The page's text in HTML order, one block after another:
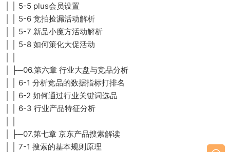
│ │ 5-5 plus会员设置
│ │ 5-6 竞拍捡漏活动解析
│ │ 5-7 新品小魔方活动解析
│ │ 5-8 如何策化大促活动
│ ├─06.第六章 行业大盘与竞品分析
│ │ 6-1 分析竞品的数据指标打排名
│ │ 6-2 如何通过行业关键词选品
│ │ 6-3 行业产品特征分析
│ ├─07.第七章 京东产品搜索解读
│ │ 7-1 搜索的基本规则原理